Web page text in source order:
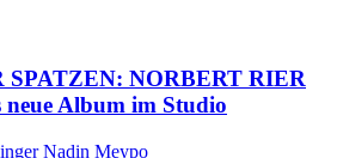
NORBERT RIER
neue Album im Studio